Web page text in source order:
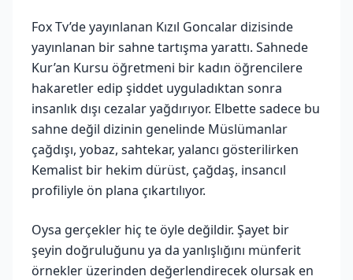
Fox Tv’de yayınlanan Kızıl Goncalar dizisinde
yayınlanan bir sahne tartışma yarattı. Sahnede
Kur’an Kursu öğretmeni bir kadın öğrencilere
hakaretler edip şiddet uyguladıktan sonra
insanlık dışı cezalar yağdırıyor. Elbette sadece bu
sahne değil dizinin genelinde Müslümanlar
çağdışı, yobaz, sahtekar, yalancı gösterilirken
Kemalist bir hekim dürüst, çağdaş, insancıl
profiliyle ön plana çıkartılıyor.
Oysa gerçekler hiç te öyle değildir. Şayet bir
şeyin doğruluğunu ya da yanlışlığını münferit
örnekler üzerinden değerlendirecek olursak en